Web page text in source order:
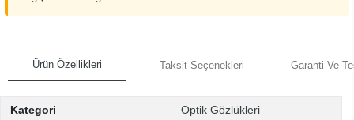
Ürün Özellikleri Taksit Seçenekleri Garanti Ve
Kategori Optik Gözlükleri